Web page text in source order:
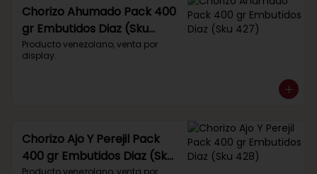
Chorizo Ahumado Pack 400
gr Embutidos Diaz (Sku
427)
Producto venezolano, venta por
display.
Chorizo Ajo Y Perejil Pack
400 gr Embutidos Diaz (Sku
Producto venezolano, venta por